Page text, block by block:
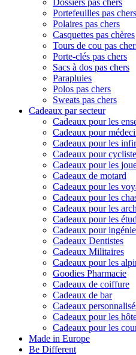
Portefeuilles pas chers
Polaires pas chers
Casquettes pas chères
Tours de cou pas
Porte-clés pas chers
Sacs à dos pas chers
Parapluies
Polos pas chers
Sweats pas chers
Cadeaux par secteur
Cadeaux pour les
Cadeaux pour
Cadeaux pour les
Cadeaux pour
Cadeaux pour les
Cadeaux de motard
Cadeaux pour les
Cadeaux pour les
Cadeaux pour les
Cadeaux pour les
Cadeaux pour
Cadeaux Dentistes
Cadeaux Militaires
Cadeaux pour les
Goodies Pharmacie
Cadeaux de coiffure
Cadeaux de bar
Cadeaux
Cadeaux pour les
Cadeaux pour les
Made in Europe
Be Different